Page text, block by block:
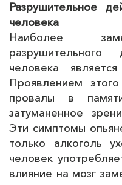
Разрушительное
человека
Наиболее
человека
Проявлением
провалы в
затуманенное
Эти симптомы
только алкоголь
человек
влияние на мозг